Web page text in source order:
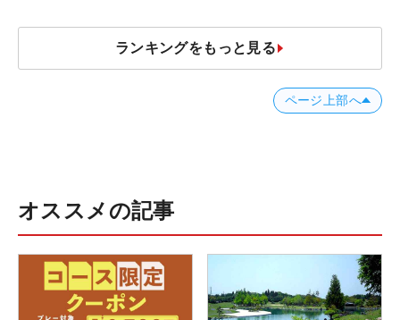
ランキングをもっと見る
ページ上部へ
オススメの記事